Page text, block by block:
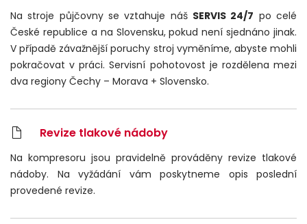
Na stroje půjčovny se vztahuje náš SERVIS 24/7 po celé
České republice a na Slovensku, pokud není sjednáno jinak.
V případě závažnější poruchy stroj vyměníme, abyste mohli
pokračovat v práci. Servisní pohotovost je rozdělena mezi
dva regiony Čechy – Morava + Slovensko.
Revize tlakové nádoby
Na kompresoru jsou pravidelně prováděny revize tlakové
nádoby. Na vyžádání vám poskytneme opis poslední
provedené revize.